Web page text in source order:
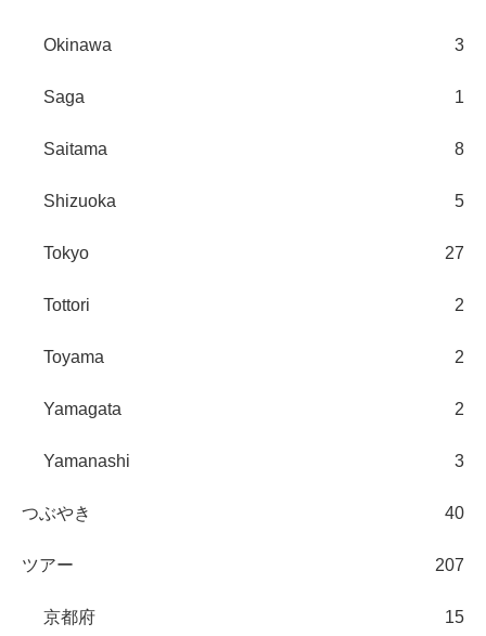
Okinawa 3
Saga 1
Saitama 8
Shizuoka 5
Tokyo 27
Tottori 2
Toyama 2
Yamagata 2
Yamanashi 3
つぶやき 40
ツアー 207
京都府 15